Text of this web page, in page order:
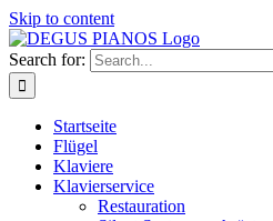
Skip to content
Search for:
Startseite
Flügel
Klaviere
Klavierservice
Restauration